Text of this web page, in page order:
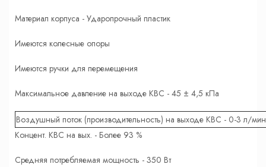
Материал корпуса - Ударопрочный пластик
Имеются колесные опоры
Имеются ручки для перемещения
Максимальное давление на выходе КВС - 45 ± 4,5 кПа
Воздушный поток (производительность) на выходе КВС - 0-3 л/мин
Концент. КВС на вых. - Более 93 %
Средняя потребляемая мощность - 350 Вт